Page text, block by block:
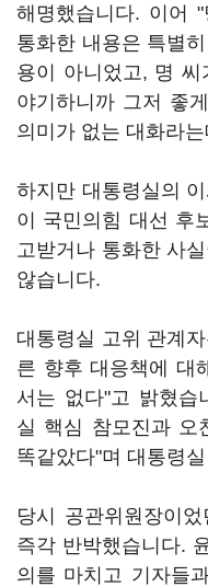
해명했습니다. 이어
통화한 내용은 특별
용이 아니었고, 명 씨
야기하니까 그저 좋
의미가 없는 대화라
하지만 대통령실의
이 국민의힘 대선 후
고받거나 통화한 사
않습니다.
대통령실 고위 관계
른 향후 대응책에 대
서는 없다"고 밝혔습
실 핵심 참모진과 오
똑같았다"며 대통령
당시 공관위원장이
즉각 반박했습니다.
의를 마치고 기자들